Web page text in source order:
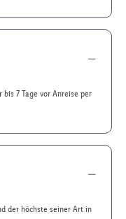
7 Tage vor Anreise per
der höchste seiner Art in